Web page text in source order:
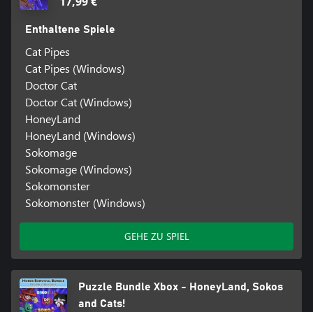
Enthaltene Spiele
Cat Pipes
Cat Pipes (Windows)
Doctor Cat
Doctor Cat (Windows)
HoneyLand
HoneyLand (Windows)
Sokomage
Sokomage (Windows)
Sokomonster
Sokomonster (Windows)
GEHE ZU SPIEL
Puzzle Bundle Xbox - HoneyLand, Sokos
and Cats!